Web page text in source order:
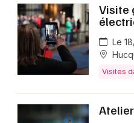
Visite
Le
Visites